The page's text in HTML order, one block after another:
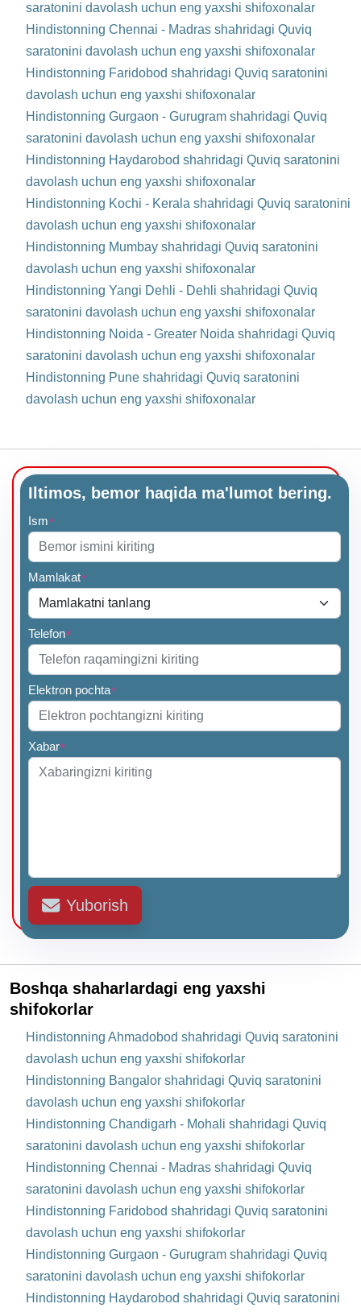
saratonini davolash uchun eng yaxshi shifoxonalar
Hindistonning Chennai - Madras shahridagi Quviq
saratonini davolash uchun eng yaxshi shifoxonalar
Hindistonning Faridobod shahridagi Quviq saratonini
davolash uchun eng yaxshi shifoxonalar
Hindistonning Gurgaon - Gurugram shahridagi Quviq
saratonini davolash uchun eng yaxshi shifoxonalar
Hindistonning Haydarobod shahridagi Quviq saratonini
davolash uchun eng yaxshi shifoxonalar
Hindistonning Kochi - Kerala shahridagi Quviq saratonini
davolash uchun eng yaxshi shifoxonalar
Hindistonning Mumbay shahridagi Quviq saratonini
davolash uchun eng yaxshi shifoxonalar
Hindistonning Yangi Dehli - Dehli shahridagi Quviq
saratonini davolash uchun eng yaxshi shifoxonalar
Hindistonning Noida - Greater Noida shahridagi Quviq
saratonini davolash uchun eng yaxshi shifoxonalar
Hindistonning Pune shahridagi Quviq saratonini
davolash uchun eng yaxshi shifoxonalar
Iltimos, bemor haqida ma'lumot bering.
Ism*
Mamlakat*
Telefon*
Elektron pochta*
Xabar*
Yuborish
Boshqa shaharlardagi eng yaxshi
shifokorlar
Hindistonning Ahmadobod shahridagi Quviq saratonini
davolash uchun eng yaxshi shifokorlar
Hindistonning Bangalor shahridagi Quviq saratonini
davolash uchun eng yaxshi shifokorlar
Hindistonning Chandigarh - Mohali shahridagi Quviq
saratonini davolash uchun eng yaxshi shifokorlar
Hindistonning Chennai - Madras shahridagi Quviq
saratonini davolash uchun eng yaxshi shifokorlar
Hindistonning Faridobod shahridagi Quviq saratonini
davolash uchun eng yaxshi shifokorlar
Hindistonning Gurgaon - Gurugram shahridagi Quviq
saratonini davolash uchun eng yaxshi shifokorlar
Hindistonning Haydarobod shahridagi Quviq saratonini